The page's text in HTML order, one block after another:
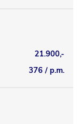
21.900,-
376 / p.m.